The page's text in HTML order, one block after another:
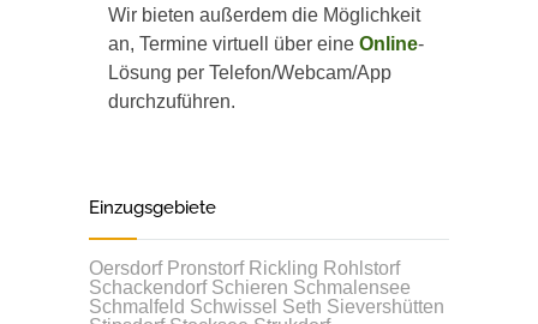
Wir bieten außerdem die Möglichkeit
an, Termine virtuell über eine Online-
Lösung per Telefon/Webcam/App
durchzuführen.
Einzugsgebiete
Oersdorf Pronstorf Rickling Rohlstorf
Schackendorf Schieren Schmalensee
Schmalfeld Schwissel Seth Sievershütten